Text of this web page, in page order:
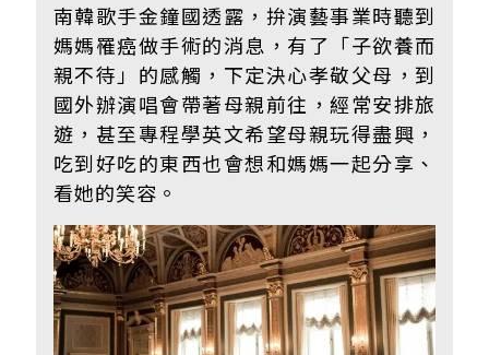
南韓歌手金鐘國透露，拚演藝事業時聽到
媽媽罹癌做手術的消息，有了「子欲養而
親不待」的感觸，下定決心孝敬父母，到
國外辦演唱會帶著母親前往，經常安排旅
遊，甚至專程學英文希望母親玩得盡興，
吃到好吃的東西也會想和媽媽一起分享、
看她的笑容。